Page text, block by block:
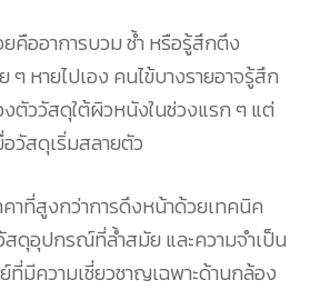
คืออาการบวม ช้ำ หรือรู้สึกตึง
ๆ หายไปเอง คนไข้บางรายอาจรู้สึก
ตัววัสดุใต้ผิวหนังในช่วงแรก ๆ แต่
วัสดุเริ่มสลายตัว
าที่สูงกว่าการดึงหน้าด้วยเทคนิค
สดุอุปกรณ์ที่ล้ำสมัย และความจำเป็น
มีความเชี่ยวชาญเฉพาะด้านกล้อง